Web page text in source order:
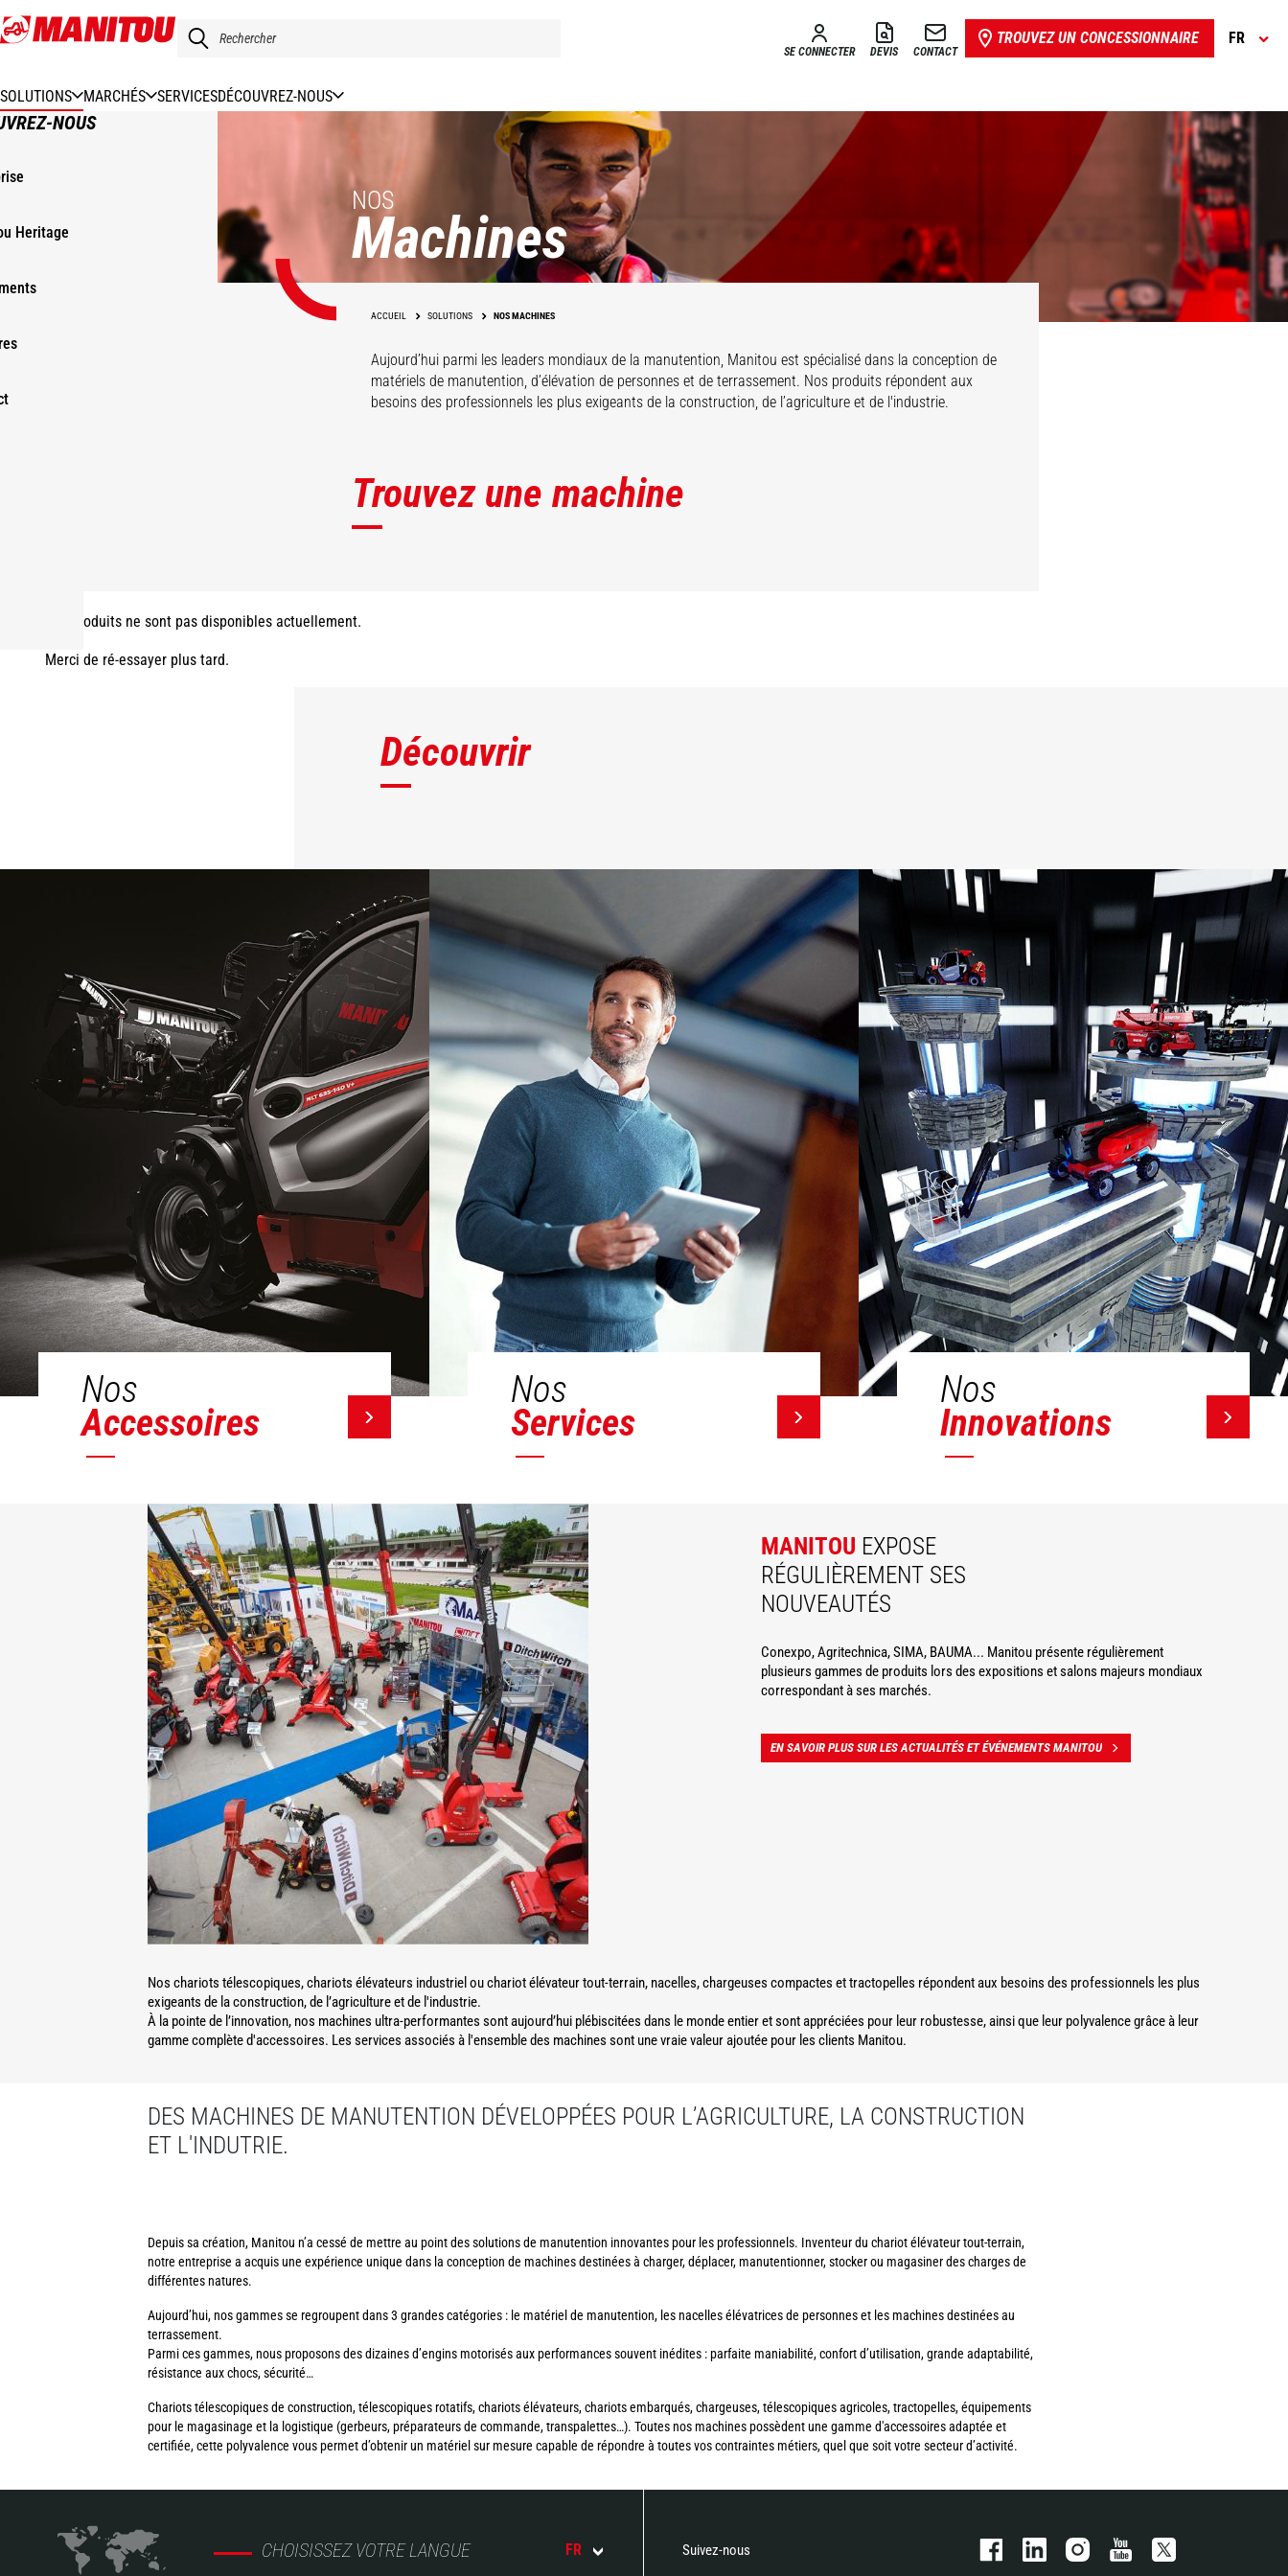
Aller
au
SE CONNECTER DEVIS CONTACT
TROUVEZ UN CONCESSIONNAIRE FR
SOLUTIONS MARCHÉS SERVICESDÉCOUVREZ-NOUS
NOUS
Heritage
NOS
Machines
ACCUEIL SOLUTIONS NOS MACHINES
Aujourd’hui parmi les leaders mondiaux de la manutention, Manitou est spécialisé dans la conception de
matériels de manutention, d’élévation de personnes et de terrassement. Nos produits répondent aux
besoins des professionnels les plus exigeants de la construction, de l’agriculture et de l'industrie.
Trouvez une machine
Les produits ne sont pas disponibles actuellement.
Merci de ré-essayer plus tard.
Découvrir
Nos
Accessoires
Nos
Services
Nos
Innovations
MANITOU EXPOSE
RÉGULIÈREMENT SES
NOUVEAUTÉS
Conexpo, Agritechnica, SIMA, BAUMA... Manitou présente régulièrement
plusieurs gammes de produits lors des expositions et salons majeurs mondiaux
correspondant à ses marchés.
EN SAVOIR PLUS SUR LES ACTUALITÉS ET ÉVÉNEMENTS MANITOU
Nos chariots télescopiques, chariots élévateurs industriel ou chariot élévateur tout-terrain, nacelles, chargeuses compactes et tractopelles répondent aux besoins des professionnels les plus
exigeants de la construction, de l’agriculture et de l'industrie.
À la pointe de l’innovation, nos machines ultra-performantes sont aujourd’hui plébiscitées dans le monde entier et sont appréciées pour leur robustesse, ainsi que leur polyvalence grâce à leur
gamme complète d'accessoires. Les services associés à l'ensemble des machines sont une vraie valeur ajoutée pour les clients Manitou.
DES MACHINES DE MANUTENTION DÉVELOPPÉES POUR L’AGRICULTURE, LA CONSTRUCTION
ET L'INDUTRIE.
Depuis sa création, Manitou n’a cessé de mettre au point des solutions de manutention innovantes pour les professionnels. Inventeur du chariot élévateur tout-terrain,
notre entreprise a acquis une expérience unique dans la conception de machines destinées à charger, déplacer, manutentionner, stocker ou magasiner des charges de
différentes natures.
Aujourd’hui, nos gammes se regroupent dans 3 grandes catégories : le matériel de manutention, les nacelles élévatrices de personnes et les machines destinées au
terrassement.
Parmi ces gammes, nous proposons des dizaines d’engins motorisés aux performances souvent inédites : parfaite maniabilité, confort d’utilisation, grande adaptabilité,
résistance aux chocs, sécurité…
Chariots télescopiques de construction, télescopiques rotatifs, chariots élévateurs, chariots embarqués, chargeuses, télescopiques agricoles, tractopelles, équipements
pour le magasinage et la logistique (gerbeurs, préparateurs de commande, transpalettes…). Toutes nos machines possèdent une gamme d'accessoires adaptée et
certifiée, cette polyvalence vous permet d’obtenir un matériel sur mesure capable de répondre à toutes vos contraintes métiers, quel que soit votre secteur d’activité.
CHOISISSEZ VOTRE LANGUE FR Suivez-nous